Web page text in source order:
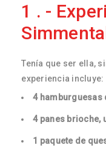
1 . -
Tenía que ser ella,
experiencia incluye:
4 hamburguesas
4 panes brioche,
1 paquete de